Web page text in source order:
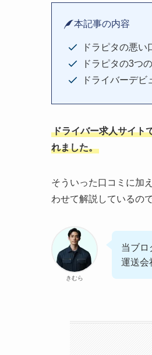
本記事の内容
ドラピタの悪い
ドラピタの3つ
ドライバーデ
ドライバー求人サイト
れました。
そういった口コミに加
わせて解説しているの
きむら
当ブロ
運送会